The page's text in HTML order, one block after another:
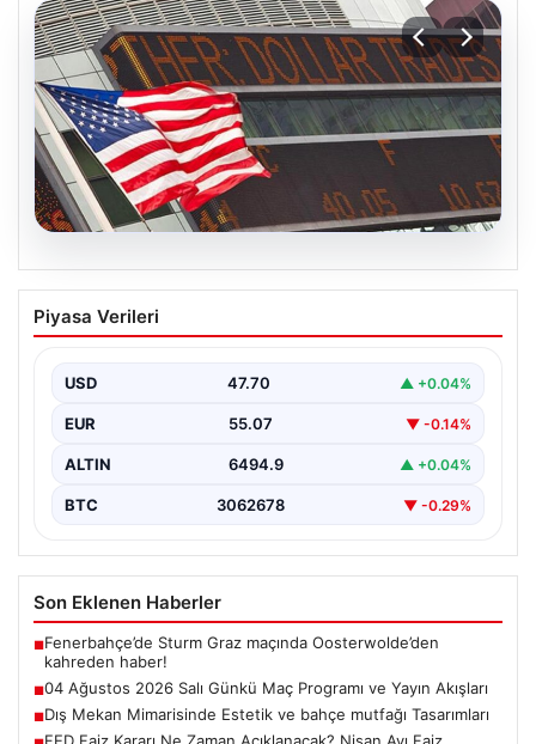
04.08.2026
FED Faiz Kararı Ne Zaman Açıklanacak?
Nisan Ayı Faiz Beklentileri Güncellendi
(FED) önümüzdeki nisan ayında açıklayacağı faiz
kararına odaklandı.…
Piyasa Verileri
USD 47.70 ▲ +0.04%
EUR 55.07 ▼ -0.14%
ALTIN 6494.9 ▲ +0.04%
BTC 3062678 ▼ -0.29%
Son Eklenen Haberler
■Fenerbahçe’de Sturm Graz maçında Oosterwolde’den
kahreden haber!
■04 Ağustos 2026 Salı Günkü Maç Programı ve Yayın Akışları
■Dış Mekan Mimarisinde Estetik ve bahçe mutfağı Tasarımları